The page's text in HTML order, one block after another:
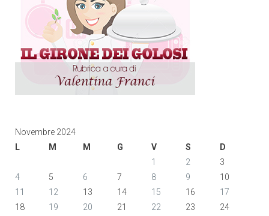
Novembre 2024
L
M M G V S
D
1
2
3
4
5 6 7 8 9
10
11
12 13 14 15 16
17
18
19 20 21 22 23
24